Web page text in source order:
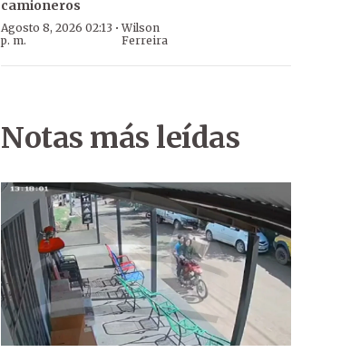
camioneros
Agosto 8, 2026 02:13
p. m.
·Wilson
Ferreira
Notas más leídas